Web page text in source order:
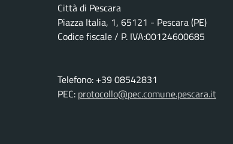
Città di Pescara
Piazza Italia, 1, 65121 - Pescara (PE)
Codice fiscale / P. IVA:00124600685
Telefono: +39 08542831
PEC: protocollo@pec.comune.pescara.it